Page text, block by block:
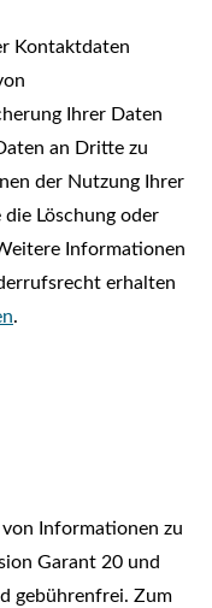
Kontaktdaten
Ihrer Daten
an Dritte zu
der Nutzung Ihrer
Löschung oder
Informationen
erhalten
.
Informationen zu
Garant 20 und
gebührenfrei. Zum